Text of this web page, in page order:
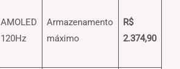
AMOLED
120Hz
Armazenamento
máximo
R$
2.374,90